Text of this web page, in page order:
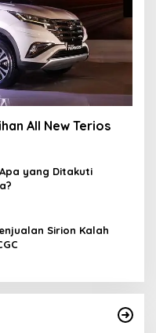
All New Terios
yang Ditakuti
Sirion Kalah